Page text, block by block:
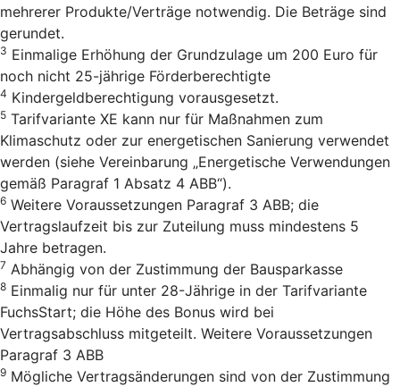
mehrerer Produkte/Verträge notwendig. Die Beträge sind
gerundet.
3 Einmalige Erhöhung der Grundzulage um 200 Euro für
noch nicht 25-jährige Förderberechtigte
4 Kindergeldberechtigung vorausgesetzt.
5 Tarifvariante XE kann nur für Maßnahmen zum
Klimaschutz oder zur energetischen Sanierung verwendet
werden (siehe Vereinbarung „Energetische Verwendungen
gemäß Paragraf 1 Absatz 4 ABB“).
6 Weitere Voraussetzungen Paragraf 3 ABB; die
Vertragslaufzeit bis zur Zuteilung muss mindestens 5
Jahre betragen.
7 Abhängig von der Zustimmung der Bausparkasse
8 Einmalig nur für unter 28-Jährige in der Tarifvariante
FuchsStart; die Höhe des Bonus wird bei
Vertragsabschluss mitgeteilt. Weitere Voraussetzungen
Paragraf 3 ABB
9 Mögliche Vertragsänderungen sind von der Zustimmung